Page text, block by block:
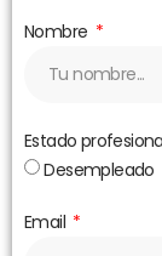
Nombre
Estado
Desempleado
Email